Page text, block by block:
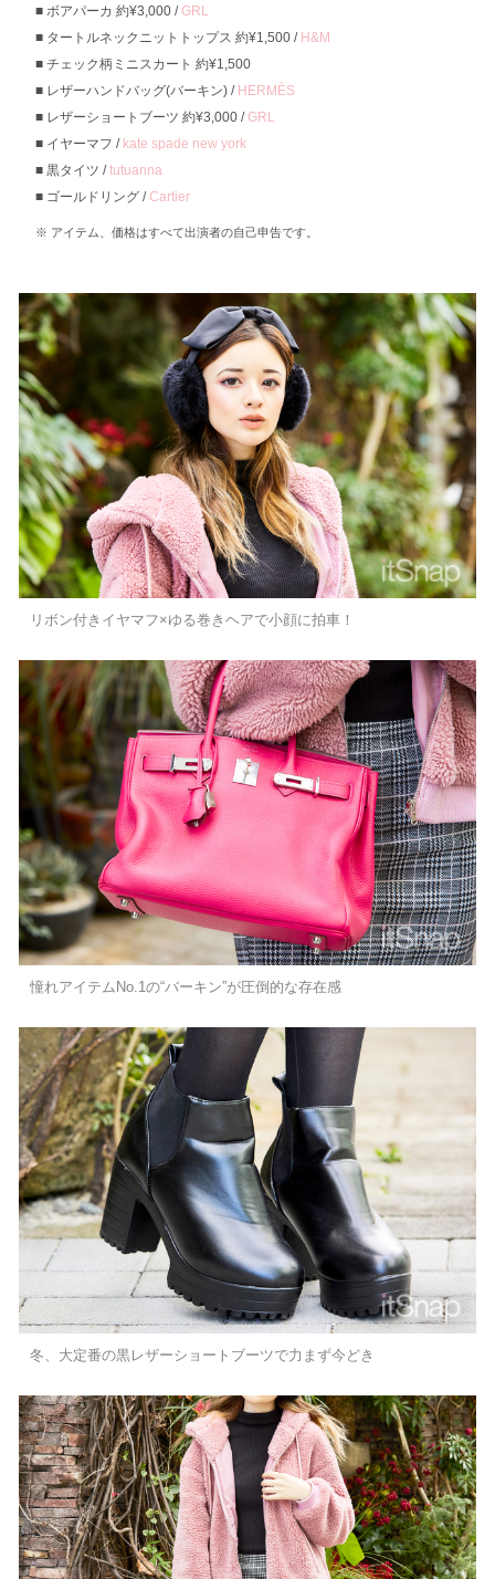
ボアパーカ 約¥3,000 /GRL
タートルネックニットトップス 約¥1,500 / H&M
チェック柄ミニスカート 約¥1,500
レザーハンドバッグ(バーキン) / HERMÈS
レザーショートブーツ 約¥3,000 /GRL
イヤーマフ / kate spade new york
黒タイツ /tutuanna
ゴールドリング /Cartier
アイテム、価格はすべて出演者の自己申告です。
リボン付きイヤマフ×ゆる巻きヘアで小顔に拍車！
憧れアイテムNo.1の“バーキン”が圧倒的な存在感
冬、大定番の黒レザーショートブーツで力まず今どき